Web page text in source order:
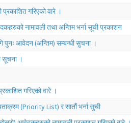
गरिएको वारे ।
नामावली तथा अन्तिम भर्ना सूची प्रकाशन
पुनः आवेदन (अन्तिम) सम्बन्धी सुचना ।
सूचना ।
गरिएको वारे ।
(Priority List) र सातौं भर्ना सुची